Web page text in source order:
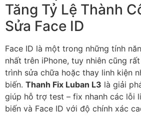
Tăng Tỷ Lệ Thành
Sửa Face ID
Face ID là một trong những tính
nhất trên iPhone, tuy nhiên cũng
trình sửa chữa hoặc thay linh kiện
biến. Thanh Fix Luban L3 là giải
giúp hỗ trợ test – fix nhanh các lỗi
biến và Face ID với độ chính xác